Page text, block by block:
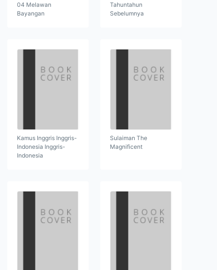
04 Melawan
Bayangan
Tahuntahun
Sebelumnya
Kamus Inggris Inggris-
Indonesia Inggris-
Indonesia
Sulaiman The
Magnificent